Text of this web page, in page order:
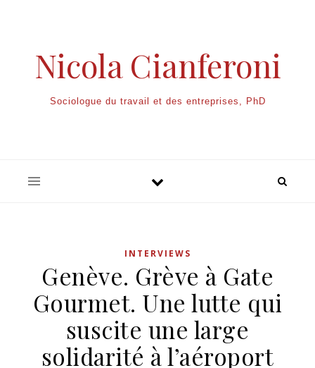
Nicola Cianferoni
Sociologue du travail et des entreprises, PhD
INTERVIEWS
Genève. Grève à Gate
Gourmet. Une lutte qui
suscite une large
solidarité à l’aéroport